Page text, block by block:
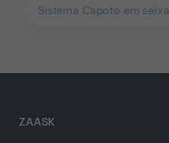
Sistema Capoto em seixal
ZAASK